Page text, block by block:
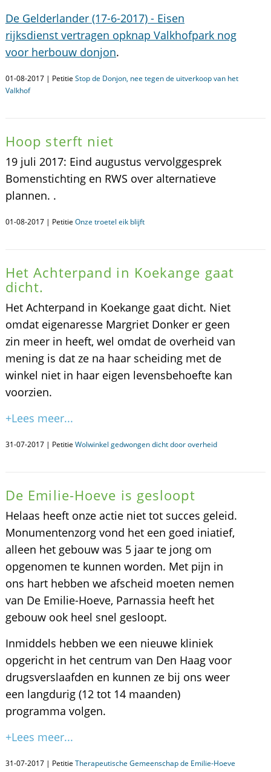
De Gelderlander (17-6-2017) - Eisen
rijksdienst vertragen opknap Valkhofpark nog
voor herbouw donjon.
01-08-2017 | Petitie Stop de Donjon, nee tegen de uitverkoop van het
Valkhof
Hoop sterft niet
19 juli 2017: Eind augustus vervolggesprek
Bomenstichting en RWS over alternatieve
plannen. .
01-08-2017 | Petitie Onze troetel eik blijft
Het Achterpand in Koekange gaat
dicht.
Het Achterpand in Koekange gaat dicht. Niet
omdat eigenaresse Margriet Donker er geen
zin meer in heeft, wel omdat de overheid van
mening is dat ze na haar scheiding met de
winkel niet in haar eigen levensbehoefte kan
voorzien.
+Lees meer...
31-07-2017 | Petitie Wolwinkel gedwongen dicht door overheid
De Emilie-Hoeve is gesloopt
Helaas heeft onze actie niet tot succes geleid.
Monumentenzorg vond het een goed iniatief,
alleen het gebouw was 5 jaar te jong om
opgenomen te kunnen worden. Met pijn in
ons hart hebben we afscheid moeten nemen
van De Emilie-Hoeve, Parnassia heeft het
gebouw ook heel snel gesloopt.
Inmiddels hebben we een nieuwe kliniek
opgericht in het centrum van Den Haag voor
drugsverslaafden en kunnen ze bij ons weer
een langdurig (12 tot 14 maanden)
programma volgen.
+Lees meer...
31-07-2017 | Petitie Therapeutische Gemeenschap de Emilie-Hoeve